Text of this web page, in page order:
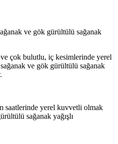
ve gök gürültülü sağanak
ve çok bulutlu, iç kesimlerinde yerel
ve gök gürültülü sağanak
saatlerinde yerel kuvvetli olmak
sağanak yağışlı